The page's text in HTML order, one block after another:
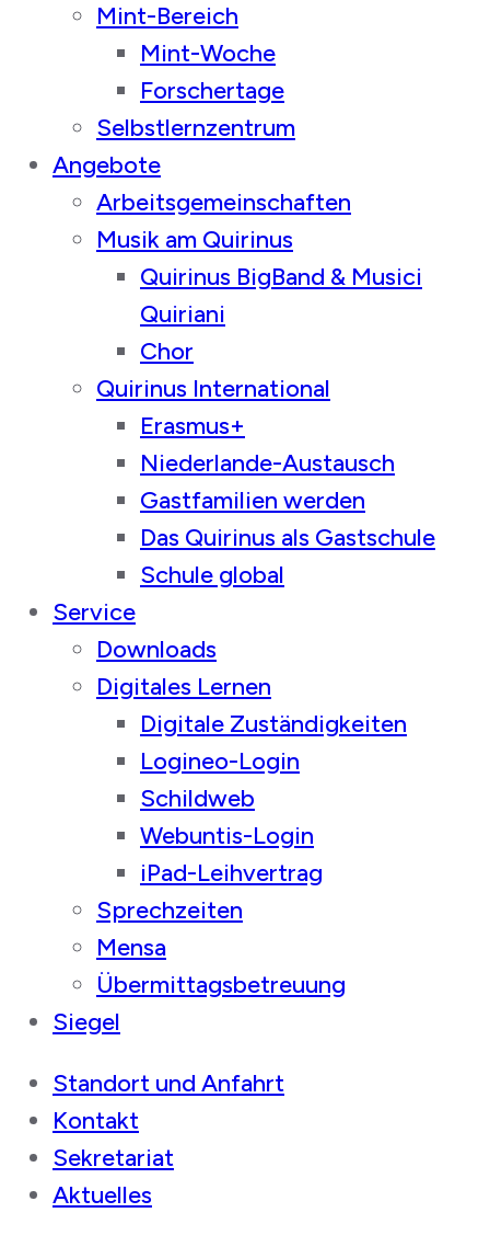
Mint-Bereich
Mint-Woche
Forschertage
Selbstlernzentrum
Angebote
Arbeitsgemeinschaften
Musik am Quirinus
Quirinus BigBand & Musici
Quiriani
Chor
Quirinus International
Erasmus+
Niederlande-Austausch
Gastfamilien werden
Das Quirinus als Gastschule
Schule global
Service
Downloads
Digitales Lernen
Digitale Zuständigkeiten
Logineo-Login
Schildweb
Webuntis-Login
iPad-Leihvertrag
Sprechzeiten
Mensa
Übermittagsbetreuung
Siegel
Standort und Anfahrt
Kontakt
Sekretariat
Aktuelles